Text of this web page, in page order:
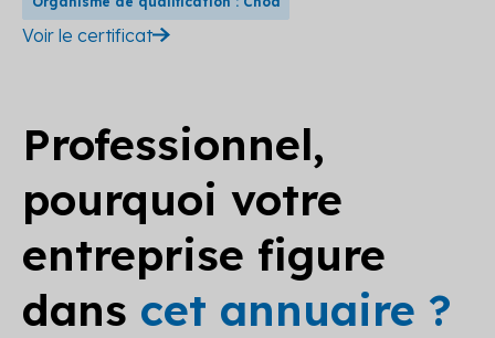
Voir le certificat
Professionnel,
pourquoi votre
entreprise figure
dans cet annuaire ?